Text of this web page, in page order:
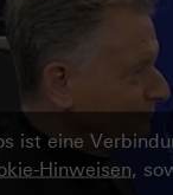
ist eine
Hinweisen,